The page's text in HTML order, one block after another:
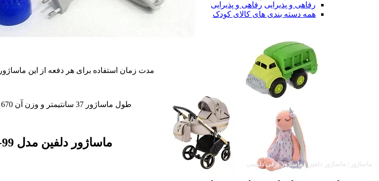
رفاهی و پذیرایی رفاهی و پذیرایی
همه دسته بندی های کالای کودک
مدت زمان استفاده برای هر دفعه از این ماساژور 15 دقیقه می باشد
طول ماساژور 37 سانتیمتر و وزن آن 670 گرم است.
ماساژور دلفین مدل KL-99
ماساژور | ماساژور دلفین | ماساژور برقی دلفینی